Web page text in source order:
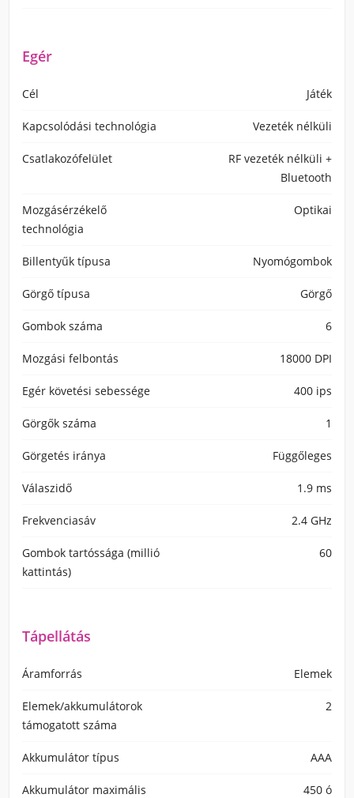
Egér
Cél Játék
Kapcsolódási technológia Vezeték nélküli
Csatlakozófelület
RF vezeték nélküli +
Bluetooth
Mozgásérzékelő
technológia
Optikai
Billentyűk típusa Nyomógombok
Görgő típusa Görgő
Gombok száma 6
Mozgási felbontás 18000 DPI
Egér követési sebessége 400 ips
Görgők száma 1
Görgetés iránya Függőleges
Válaszidő 1.9 ms
Frekvenciasáv 2.4 GHz
Gombok tartóssága (millió
kattintás)
60
Tápellátás
Áramforrás Elemek
Elemek/akkumulátorok
támogatott száma
2
Akkumulátor típus AAA
Akkumulátor maximális
450 ó